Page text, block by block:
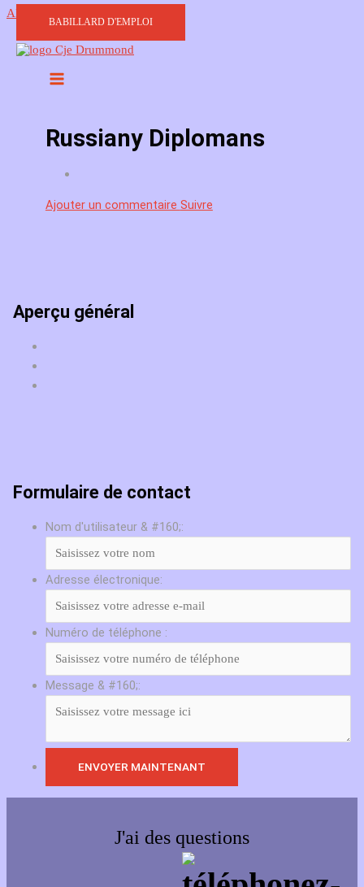
Aller au contenu
BABILLARD D'EMPLOI
Russiany Diplomans
Ajouter un commentaire Suivre
Aperçu général
Formulaire de contact
Nom d'utilisateur & #160;:
Adresse électronique:
Numéro de téléphone :
Message & #160;:
J'ai des questions